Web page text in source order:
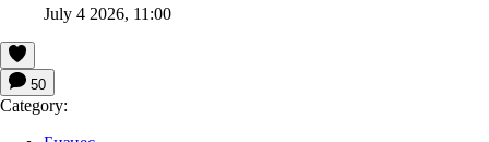
July 4 2026, 11:00
50
Category: